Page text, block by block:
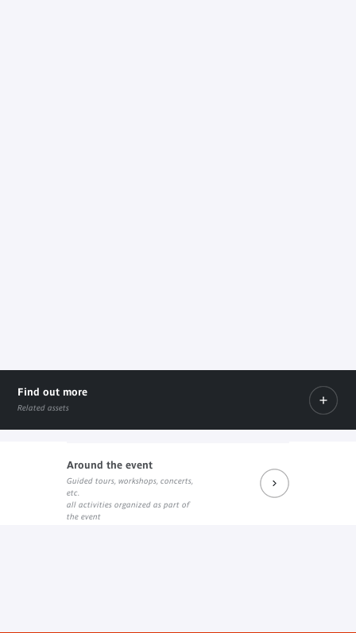
Find out more
Related assets
Prochains rendez-vous du salon de lecture J. Kerchache
Internal link
Around the event
Guided tours, workshops, concerts,
etc.
all activities organized as part of
the event